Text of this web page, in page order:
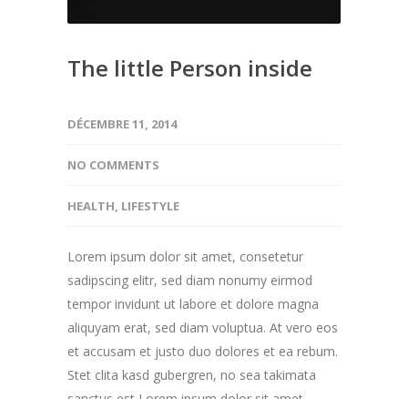
The little Person inside
DÉCEMBRE 11, 2014
NO COMMENTS
HEALTH, LIFESTYLE
Lorem ipsum dolor sit amet, consetetur
sadipscing elitr, sed diam nonumy eirmod
tempor invidunt ut labore et dolore magna
aliquyam erat, sed diam voluptua. At vero eos
et accusam et justo duo dolores et ea rebum.
Stet clita kasd gubergren, no sea takimata